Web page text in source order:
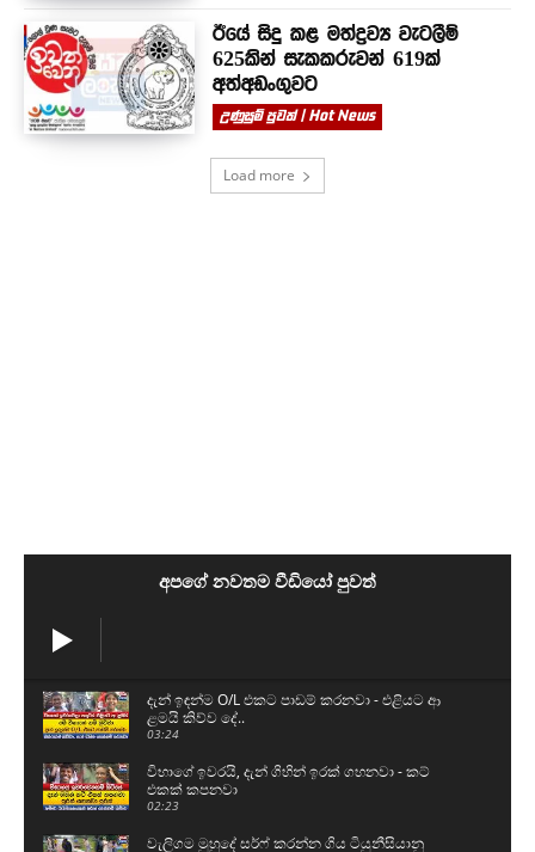
ඊයේ සිදු කළ මත්ද්‍රව්‍ය වැටලීම්
625කින් සැකකරුවන් 619ක්
අත්අඩංගුවට
උණුසුම් පුවත් | Hot News
Load more
අපගේ නවතම වීඩියෝ පුවත්
දැන් ඉඳන්ම O/L එකට පාඩම් කරනවා - එළියට ආ
ළමයි කිව්ව දේ..
03:24
විභාගේ ඉවරයි, දැන් ගිහින් ඉරක් ගහනවා - කට්
එකක් කපනවා
02:23
වැලිගම මුහුදේ සර්ෆ් කරන්න ගිය ටියුනීසියානු